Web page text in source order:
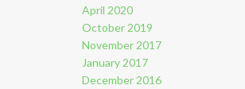
April 2020
October 2019
November 2017
January 2017
December 2016